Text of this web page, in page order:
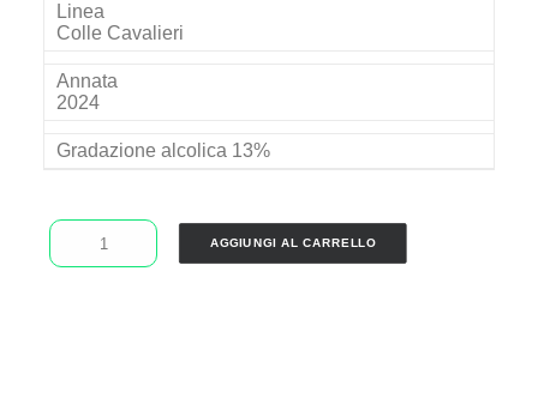
Linea
Colle Cavalieri
Annata
2024
Gradazione alcolica 13%
Colle
Cavalieri
AGGIUNGI AL CARRELLO